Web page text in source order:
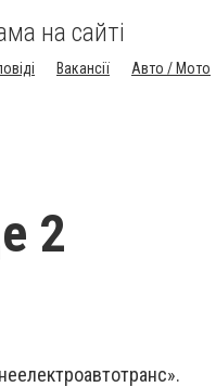
на сайті
Вакансії
Авто / Мото
2